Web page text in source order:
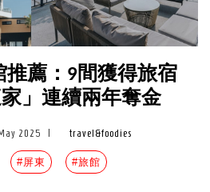
推薦：9間獲得旅宿
」連續兩年奪金
2025 travel&foodies
#屏東 #旅館